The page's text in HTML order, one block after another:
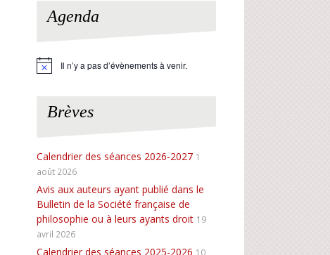
Agenda
N
Il n’y a pas d’évènements à venir.
Brèves
Calendrier des séances 2026-2027 1
août 2026
Avis aux auteurs ayant publié dans le
Bulletin de la Société française de
philosophie ou à leurs ayants droit 19
avril 2026
Calendrier des séances 2025-2026 10